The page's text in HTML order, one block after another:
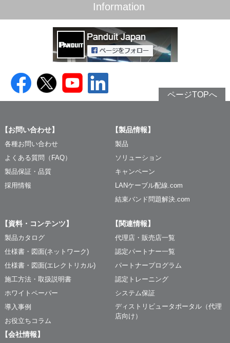
Information
ページTOPへ
【お問い合わせ】
各種お問い合わせ
よくある質問（FAQ）
製品保証・品質
採用情報
【製品情報】
製品
ソリューション
キャンペーン
LANケーブル配線.com
結束バンド問題解決.com
【資料・コンテンツ】
製品カタログ
仕様書・図面(ネットワーク)
仕様書・図面(エレクトリカル)
施工方法・取扱説明書
ホワイトペーパー
導入事例
お役立ちコラム
【関連情報】
代理店・販売店一覧
認定パートナー一覧
パートナープログラム
認定トレーニング
システム保証
ディストリビュータポータル（代理
店向け）
【会社情報】